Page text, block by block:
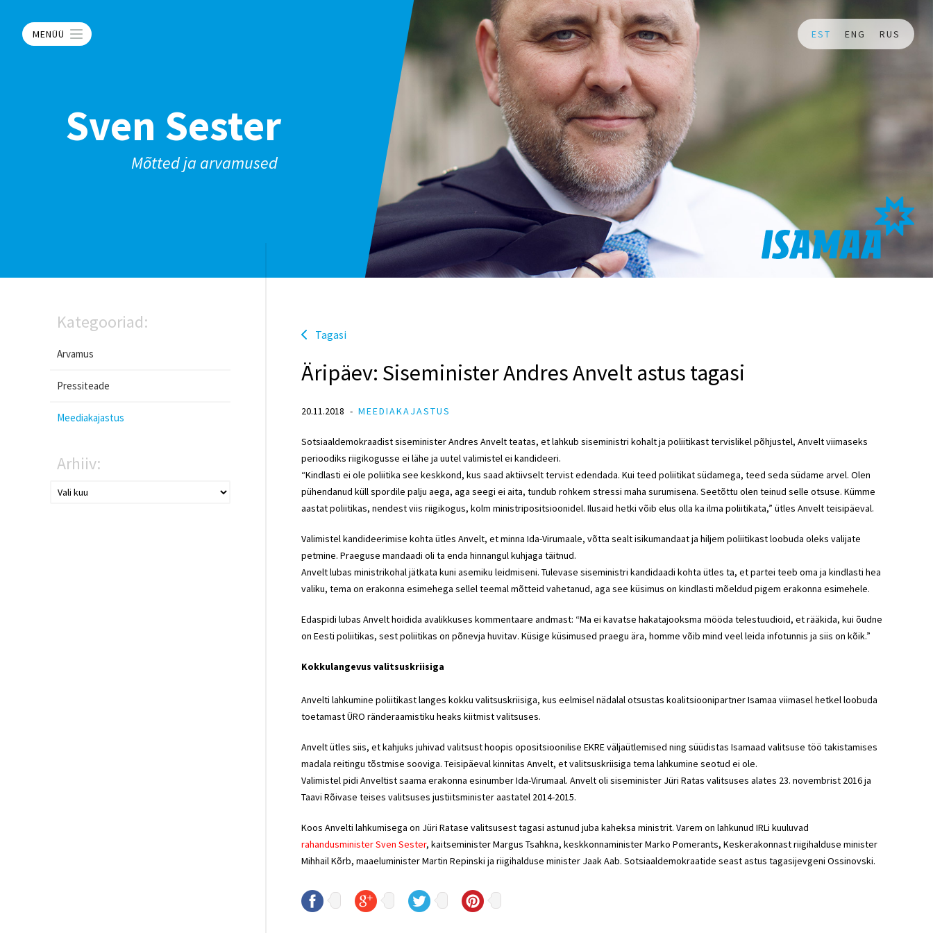
MENÜÜ EST ENG RUS
Sven Sester
Mõtted ja arvamused
Kategooriad:
Arvamus
Pressiteade
Meediakajastus
Arhiiv:
Tagasi
Äripäev: Siseminister Andres Anvelt astus tagasi
20.11.2018 MEEDIAKAJASTUS
Sotsiaaldemokraadist siseminister Andres Anvelt teatas, et lahkub siseministri kohalt ja poliitikast tervislikel põhjustel, Anvelt viimaseks
perioodiks riigikogusse ei lähe ja uutel valimistel ei kandideeri.
“Kindlasti ei ole poliitika see keskkond, kus saad aktiivselt tervist edendada. Kui teed poliitikat südamega, teed seda südame arvel. Olen
pühendanud küll spordile palju aega, aga seegi ei aita, tundub rohkem stressi maha surumisena. Seetõttu olen teinud selle otsuse. Kümme
aastat poliitikas, nendest viis riigikogus, kolm ministripositsioonidel. Ilusaid hetki võib elus olla ka ilma poliitikata,” ütles Anvelt teisipäeval.
Valimistel kandideerimise kohta ütles Anvelt, et minna Ida-Virumaale, võtta sealt isikumandaat ja hiljem poliitikast loobuda oleks valijate
petmine. Praeguse mandaadi oli ta enda hinnangul kuhjaga täitnud.
Anvelt lubas ministrikohal jätkata kuni asemiku leidmiseni. Tulevase siseministri kandidaadi kohta ütles ta, et partei teeb oma ja kindlasti hea
valiku, tema on erakonna esimehega sellel teemal mõtteid vahetanud, aga see küsimus on kindlasti mõeldud pigem erakonna esimehele.
Edaspidi lubas Anvelt hoidida avalikkuses kommentaare andmast: “Ma ei kavatse hakatajooksma mööda telestuudioid, et rääkida, kui õudne
on Eesti poliitikas, sest poliitikas on põnevja huvitav. Küsige küsimused praegu ära, homme võib mind veel leida infotunnis ja siis on kõik.”
Kokkulangevus valitsuskriisiga
Anvelti lahkumine poliitikast langes kokku valitsuskriisiga, kus eelmisel nädalal otsustas koalitsioonipartner Isamaa viimasel hetkel loobuda
toetamast ÜRO ränderaamistiku heaks kiitmist valitsuses.
Anvelt ütles siis, et kahjuks juhivad valitsust hoopis opositsioonilise EKRE väljaütlemised ning süüdistas Isamaad valitsuse töö takistamises
madala reitingu tõstmise sooviga. Teisipäeval kinnitas Anvelt, et valitsuskriisiga tema lahkumine seotud ei ole.
Valimistel pidi Anveltist saama erakonna esinumber Ida-Virumaal. Anvelt oli siseminister Jüri Ratas valitsuses alates 23. novembrist 2016 ja
Taavi Rõivase teises valitsuses justiitsminister aastatel 2014-2015.
Koos Anvelti lahkumisega on Jüri Ratase valitsusest tagasi astunud juba kaheksa ministrit. Varem on lahkunud IRLi kuuluvad
rahandusminister Sven Sester, kaitseminister Margus Tsahkna, keskkonnaminister Marko Pomerants, Keskerakonnast riigihalduse minister
Mihhail Kõrb, maaeluminister Martin Repinski ja riigihalduse minister Jaak Aab. Sotsiaaldemokraatide seast astus tagasijevgeni Ossinovski.